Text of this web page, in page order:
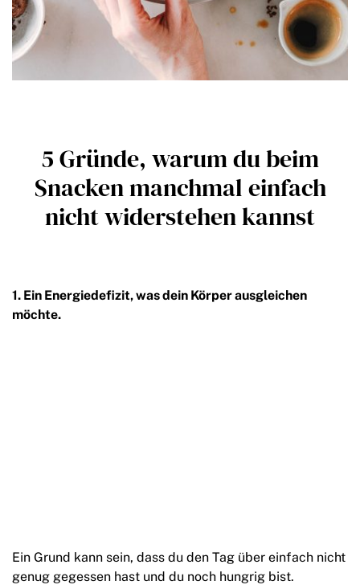
5 Gründe, warum du beim
Snacken manchmal einfach
nicht widerstehen kannst
1. Ein Energiedefizit, was dein Körper ausgleichen
möchte.
Ein Grund kann sein, dass du den Tag über einfach nicht
genug gegessen hast und du noch hungrig bist.